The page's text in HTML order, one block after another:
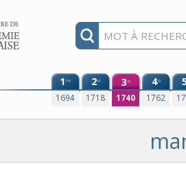
1re
1694
2e
1718
3e
1740
4e
1762